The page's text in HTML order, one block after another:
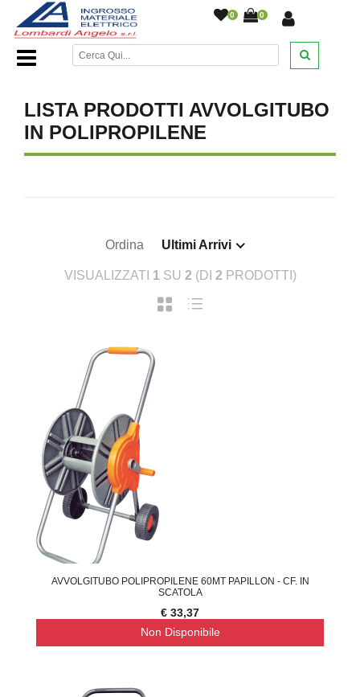
0 0
Home Page/DESANTIS/////
LISTA PRODOTTI AVVOLGITUBO
IN POLIPROPILENE
Ordina Ultimi Arrivi
VISUALIZZATI 1 SU 2 (DI 2 PRODOTTI)
AVVOLGITUBO POLIPROPILENE 60MT PAPILLON - CF. IN
SCATOLA
€ 33,37
Non Disponibile